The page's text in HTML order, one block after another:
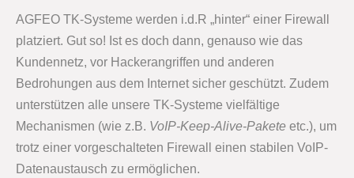
AGFEO TK-Systeme werden i.d.R „hinter“ einer Firewall
platziert. Gut so! Ist es doch dann, genauso wie das
Kundennetz, vor Hackerangriffen und anderen
Bedrohungen aus dem Internet sicher geschützt. Zudem
unterstützen alle unsere TK-Systeme vielfältige
Mechanismen (wie z.B. VoIP-Keep-Alive-Pakete etc.), um
trotz einer vorgeschalteten Firewall einen stabilen VoIP-
Datenaustausch zu ermöglichen.